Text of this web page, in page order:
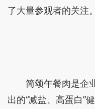
了大量参观者的关注。
简颂午餐肉是企
出的“减盐、高蛋白”